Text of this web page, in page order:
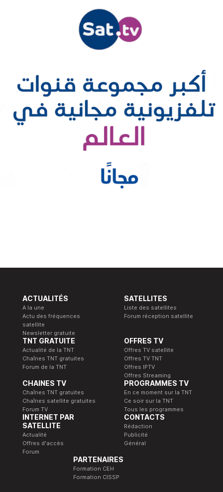
ACTUALITÉS
A la une
Actu des fréquences
satellite
Newsletter gratuite
SATELLITES
Liste des satellites
Forum réception satellite
TNT GRATUITE
Actualité de la TNT
Chaînes TNT gratuites
Forum de la TNT
OFFRES TV
Offres TV satellite
Offres TV TNT
Offres IPTV
Offres Streaming
CHAINES TV
Chaînes TNT gratuites
Chaînes satellite gratuites
Forum TV
PROGRAMMES TV
En ce moment sur la TNT
Ce soir sur la TNT
Tous les programmes
INTERNET PAR
SATELLITE
Actualité
Offres d'accès
Forum
CONTACTS
Rédaction
Publicité
Général
PARTENAIRES
Formation CEH
Formation CISSP